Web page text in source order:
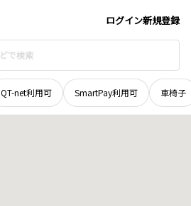
ログイン新規登録
QT-net利用可 SmartPay利用可 車椅子